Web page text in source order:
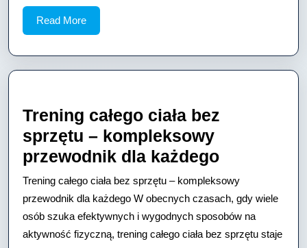
Życia
Read MoreRead
More
Trening całego ciała bez
sprzętu – kompleksowy
przewodnik dla każdegoTrening
całego
ciała
bez
sprzętu
Trening całego ciała bez sprzętu – kompleksowy
przewodnik dla każdego W obecnych czasach, gdy wiele
osób szuka efektywnych i wygodnych sposobów na
aktywność fizyczną, trening całego ciała bez sprzętu staje